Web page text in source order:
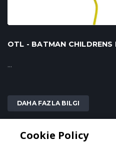
OTL - BATMAN CHILDRENS
...
DAHA FAZLA BILGI
Cookie Policy